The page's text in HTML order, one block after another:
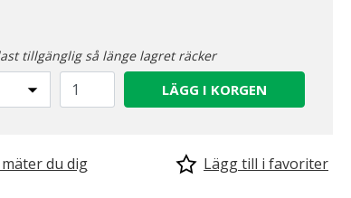
tillgänglig så länge lagret räcker
LÄGG I KORGEN
mäter du dig Lägg till i favoriter